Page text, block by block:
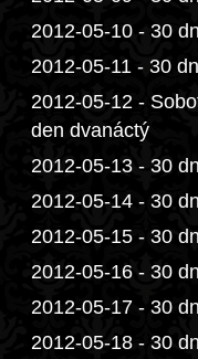
2012-05-10 - 30
2012-05-11 - 30
2012-05-12 -
den dvanáctý
2012-05-13 - 30
2012-05-14 - 30
2012-05-15 - 30
2012-05-16 - 30
2012-05-17 - 30
2012-05-18 - 30